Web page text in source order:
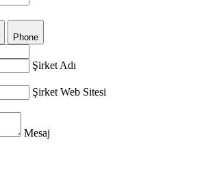
Phone
Şirket Adı
Şirket Web Sitesi
Mesaj